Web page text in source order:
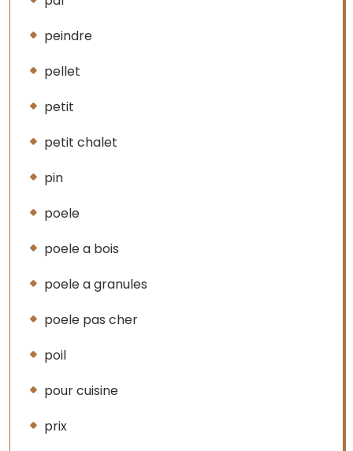
peindre
pellet
petit
petit chalet
pin
poele
poele a bois
poele a granules
poele pas cher
poil
pour cuisine
prix